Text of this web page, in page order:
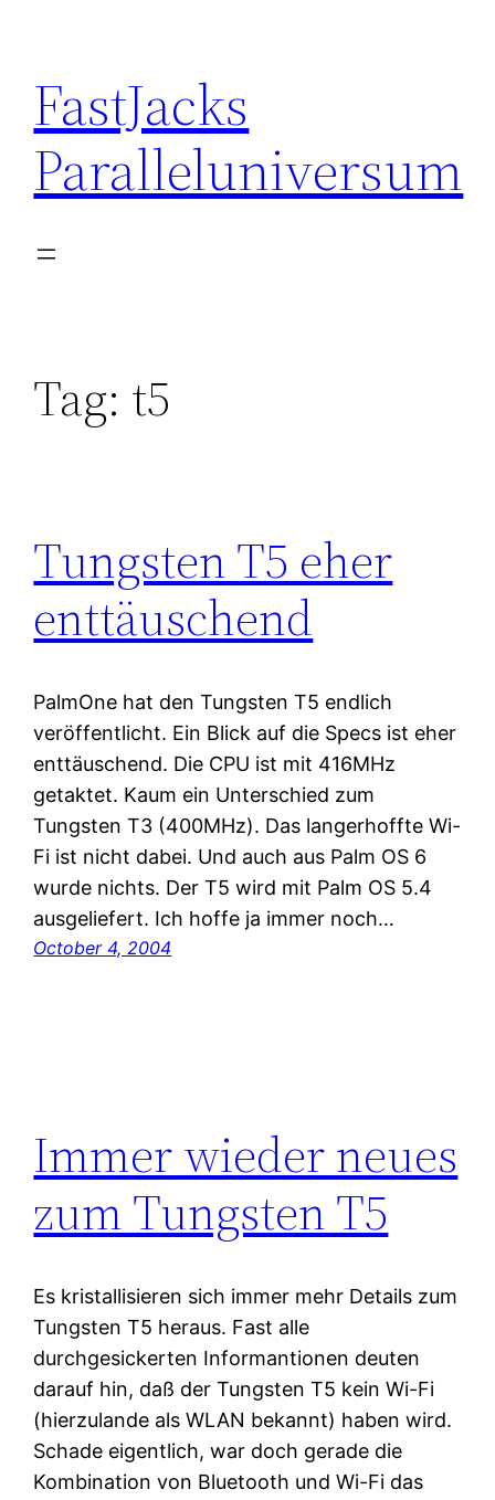
content
FastJacks
Paralleluniversum
Tag: t5
Tungsten T5 eher
enttäuschend
PalmOne hat den Tungsten T5 endlich
veröffentlicht. Ein Blick auf die Specs ist eher
enttäuschend. Die CPU ist mit 416MHz
getaktet. Kaum ein Unterschied zum
Tungsten T3 (400MHz). Das langerhoffte Wi-
Fi ist nicht dabei. Und auch aus Palm OS 6
wurde nichts. Der T5 wird mit Palm OS 5.4
ausgeliefert. Ich hoffe ja immer noch…
October 4, 2004
Immer wieder neues
zum Tungsten T5
Es kristallisieren sich immer mehr Details zum
Tungsten T5 heraus. Fast alle
durchgesickerten Informantionen deuten
darauf hin, daß der Tungsten T5 kein Wi-Fi
(hierzulande als WLAN bekannt) haben wird.
Schade eigentlich, war doch gerade die
Kombination von Bluetooth und Wi-Fi das